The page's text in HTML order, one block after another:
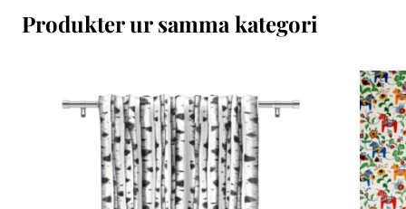
Produkter ur samma kategori